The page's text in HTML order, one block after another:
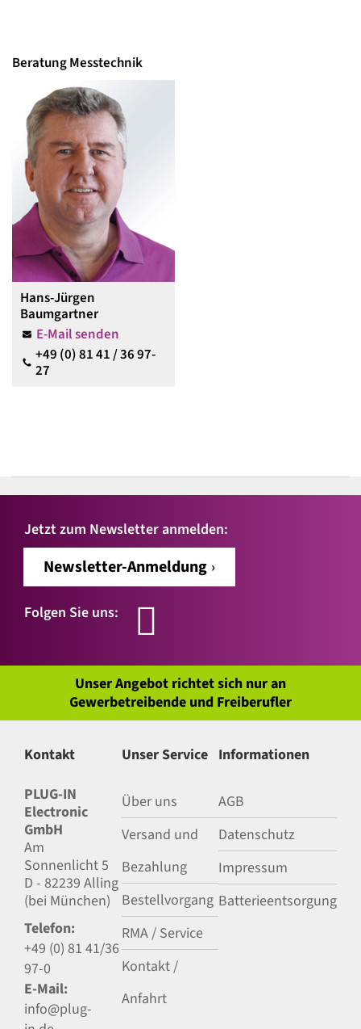
Beratung Messtechnik
Hans-Jürgen
Baumgartner
E-Mail senden
+49 (0) 81 41 / 36 97-
27
Jetzt zum Newsletter anmelden:
Newsletter-Anmeldung
Folgen Sie uns:
Unser Angebot richtet sich nur an
Gewerbetreibende und Freiberufler
Kontakt
PLUG-IN
Electronic
GmbH
Am
Sonnenlicht 5
D - 82239 Alling
(bei München)
Telefon:
+49 (0) 81 41/36
97-0
E-Mail:
info@plug-
Unser Service
Über uns
Versand und
Bezahlung
Bestellvorgang
RMA / Service
Kontakt /
Anfahrt
Informationen
AGB
Datenschutz
Impressum
Batterieentsorgung